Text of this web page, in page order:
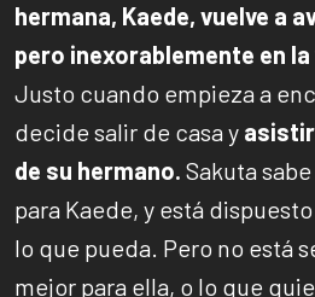
hermana, Kaede, vuelve a
pero inexorablemente en
Justo cuando empieza a
decide salir de casa y
de su hermano. Sakuta
para Kaede, y está
lo que pueda. Pero no está
mejor para ella, o lo que